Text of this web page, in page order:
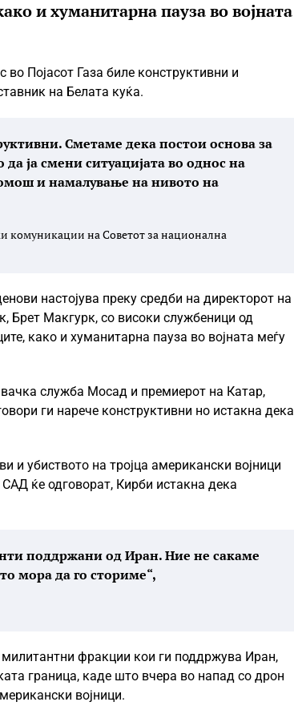
и хуманитарна пауза во војната
Појасот Газа биле конструктивни и
на Белата куќа.
Сметаме дека постои основа за
ја смени ситуацијата во однос на
и намалување на нивото на
комуникации на Советот за национална
настојува преку средби на директорот на
Брет Макгурк, со високи службеници од
како и хуманитарна пауза во војната меѓу
служба Мосад и премиерот на Катар,
ги нарече конструктивни но истакна дека
и убиството на тројца американски војници
ќе одговорат, Кирби истакна дека
поддржани од Иран. Ние не сакаме
мора да го сториме“,
фракции кои ги поддржува Иран,
граница, каде што вчера во напад со дрон
војници.